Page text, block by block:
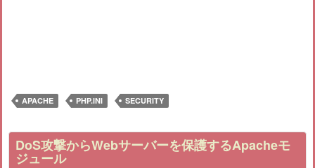
APACHE PHP.INI SECURITY
DoS攻撃からWebサーバーを保護するApacheモ
ジュール